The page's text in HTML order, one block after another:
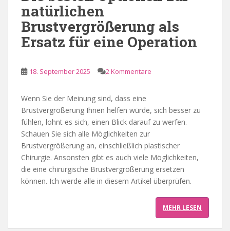
natürlichen
Brustvergrößerung als
Ersatz für eine Operation
18. September 2025 2 Kommentare
Wenn Sie der Meinung sind, dass eine
Brustvergrößerung Ihnen helfen würde, sich besser zu
fühlen, lohnt es sich, einen Blick darauf zu werfen.
Schauen Sie sich alle Möglichkeiten zur
Brustvergrößerung an, einschließlich plastischer
Chirurgie. Ansonsten gibt es auch viele Möglichkeiten,
die eine chirurgische Brustvergrößerung ersetzen
können. Ich werde alle in diesem Artikel überprüfen.
MEHR LESEN